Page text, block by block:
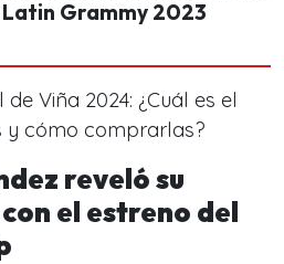
Latin Grammy 2023
de Viña 2024: ¿Cuál es el
y cómo comprarlas?
reveló su
el estreno del